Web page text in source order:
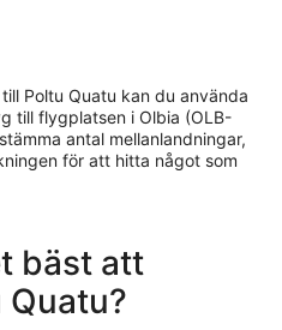
Poltu Quatu kan du använda
till flygplatsen i Olbia (OLB-
antal mellanlandningar,
för att hitta något som
bäst att